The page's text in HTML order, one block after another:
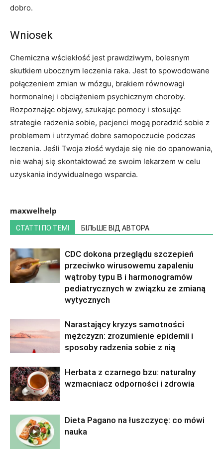
dobro.
Wniosek
Chemiczna wściekłość jest prawdziwym, bolesnym
skutkiem ubocznym leczenia raka. Jest to spowodowane
połączeniem zmian w mózgu, brakiem równowagi
hormonalnej i obciążeniem psychicznym choroby.
Rozpoznając objawy, szukając pomocy i stosując
strategie radzenia sobie, pacjenci mogą poradzić sobie z
problemem i utrzymać dobre samopoczucie podczas
leczenia. Jeśli Twoja złość wydaje się nie do opanowania,
nie wahaj się skontaktować ze swoim lekarzem w celu
uzyskania indywidualnego wsparcia.
maxwelhelp
СТАТТІ ПО ТЕМІ БІЛЬШЕ ВІД АВТОРА
CDC dokona przeglądu szczepień
przeciwko wirusowemu zapaleniu
wątroby typu B i harmonogramów
pediatrycznych w związku ze zmianą
wytycznych
Narastający kryzys samotności
mężczyzn: zrozumienie epidemii i
sposoby radzenia sobie z nią
Herbata z czarnego bzu: naturalny
wzmacniacz odporności i zdrowia
Dieta Pagano na łuszczycę: co mówi
nauka